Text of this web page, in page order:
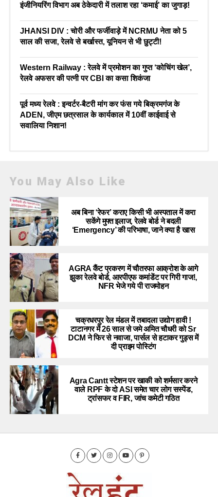
इंजीनियरिंग विभाग अब ठेकेदारी में तलाश रहा ‘कमाई’ का जुगाड़!
JHANSI DIV : चोरी और फर्जीवाड़े में NCRMU नेता को 5
साल की सजा, रेलवे से बर्खास्त, यूनियन से भी छुट्टी!
Western Railway : रेलवे में प्रमोशन का गुप्त ‘कोचिंग खेल’,
रेलवे अफसर की पत्नी पर CBI का कसा शिकंजा
पूर्व मध्य रेलवे : इन्वर्टर-बैटरी मांग कर फंस गये बिक्रमगंज के
ADEN, जीएम छत्रसाल के कार्यकाल में 10वीं काईवाई से
सवालिया निशान!
You May Also Like
अब बिना ‘रेफर’ कराए किसी भी अस्पताल में करा
सकेंगे मुफ्त इलाज, रेलवे बोर्ड ने बदली
‘Emergency’ की परिभाषा, जाने क्या है खास
AGRA कैंट प्रकरण में चौतरफा आक्रोश के आगे
झुका रेलवे बोर्ड, आरपीएफ कमांडेंट पर गिरी गाज!,
NFR भेजे गये पी राजमोहन
चक्रधरपुर रेल मंडल में तबादला उद्योग हावी !
टाटानगर में 26 साल से जमे अमित चौधरी को Sr
DCM ने फिर से नवाजा, पार्सल से हटाकर गुड्स में
दी प्राइम पोस्टिंग
Agra Cantt स्टेशन पर खाकी को शर्मसार करने
वाले RPF के दो ASI समेत चार लोग सस्पेंड,
ट्रांसफर व FIR, जांच कमेटी गठित